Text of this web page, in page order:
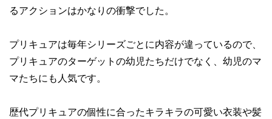
るアクションはかなりの衝撃でした。
プリキュアは毎年シリーズごとに内容が違っているので、
プリキュアのターゲットの幼児たちだけでなく、幼児のマ
マたちにも人気です。
歴代プリキュアの個性に合ったキラキラの可愛い衣装や髪